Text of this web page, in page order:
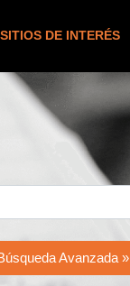
SITIOS DE INTERÉS
Avanzada »